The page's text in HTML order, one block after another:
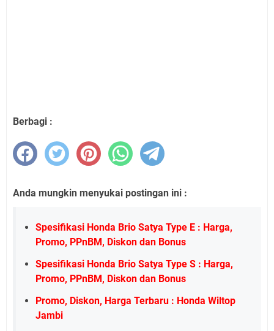
Berbagi :
Anda mungkin menyukai postingan ini :
Spesifikasi Honda Brio Satya Type E : Harga,
Promo, PPnBM, Diskon dan Bonus
Spesifikasi Honda Brio Satya Type S : Harga,
Promo, PPnBM, Diskon dan Bonus
Promo, Diskon, Harga Terbaru : Honda Wiltop
Jambi